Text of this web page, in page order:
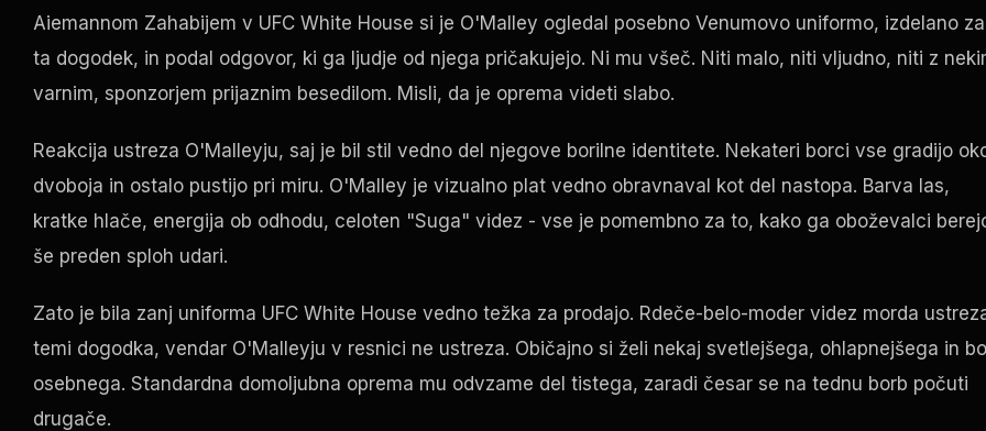
Aiemannom Zahabijem v UFC White House si je O'Malley ogledal posebno Venumovo uniformo, izdelano za
ta dogodek, in podal odgovor, ki ga ljudje od njega pričakujejo. Ni mu všeč. Niti malo, niti vljudno, niti z
varnim, sponzorjem prijaznim besedilom. Misli, da je oprema videti slabo.
Reakcija ustreza O'Malleyju, saj je bil stil vedno del njegove borilne identitete. Nekateri borci vse gradijo
dvoboja in ostalo pustijo pri miru. O'Malley je vizualno plat vedno obravnaval kot del nastopa. Barva las,
kratke hlače, energija ob odhodu, celoten "Suga" videz - vse je pomembno za to, kako ga oboževalci
še preden sploh udari.
Zato je bila zanj uniforma UFC White House vedno težka za prodajo. Rdeče-belo-moder videz morda
temi dogodka, vendar O'Malleyju v resnici ne ustreza. Običajno si želi nekaj svetlejšega, ohlapnejšega in
osebnega. Standardna domoljubna oprema mu odvzame del tistega, zaradi česar se na tednu borb počuti
drugače.